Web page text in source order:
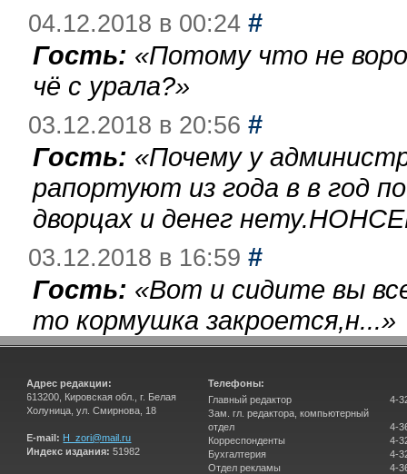
04.12.2018 в 00:24 #
Гость: «Потому что не
чё с урала?»
03.12.2018 в 20:56 #
Гость: «Почему у
рапортуют из года в в год
дворцах и денег
03.12.2018 в 16:59 #
Гость: «Вот и сидите вы
то кормушка закроется,н...»
Адрес редакции:
613200, Кировская обл., г. Белая
Холуница, ул. Смирнова, 18
E-mail: H_zori@mail.ru
Индекс издания: 51982
Телефоны:
Главный редактор
Зам. гл. редактора, компьютерный
отдел
Корреспонденты
Бухгалтерия
Отдел рекламы
4-
4-
4-
4-
4-